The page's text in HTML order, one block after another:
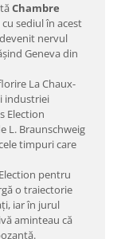
Chambre
sediul în acest
nervul
Geneva din
La Chaux-
industriei
Election
L. Braunschweig
timpuri care
pentru
o traiectorie
iar în jurul
aminteau că